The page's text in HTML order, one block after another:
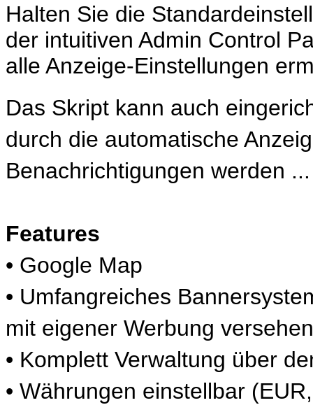
Halten Sie die
der intuitiven Admin Control
alle Anzeige-Einstellungen
Das Skript kann auch
durch die automatische
Benachrichtigungen werden ...
Features
• Google Map
• Umfangreiches
mit eigener Werbung
• Komplett Verwaltung über
• Währungen einstellbar